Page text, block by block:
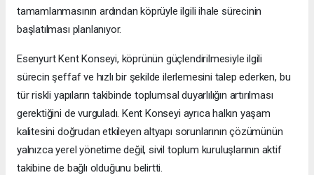
tamamlanmasının ardından köprüyle ilgili ihale sürecinin
başlatılması planlanıyor.
Esenyurt Kent Konseyi, köprünün güçlendirilmesiyle ilgili
sürecin şeffaf ve hızlı bir şekilde ilerlemesini talep ederken, bu
tür riskli yapıların takibinde toplumsal duyarlılığın artırılması
gerektiğini de vurguladı. Kent Konseyi ayrıca halkın yaşam
kalitesini doğrudan etkileyen altyapı sorunlarının çözümünün
yalnızca yerel yönetime değil, sivil toplum kuruluşlarının aktif
takibine de bağlı olduğunu belirtti.